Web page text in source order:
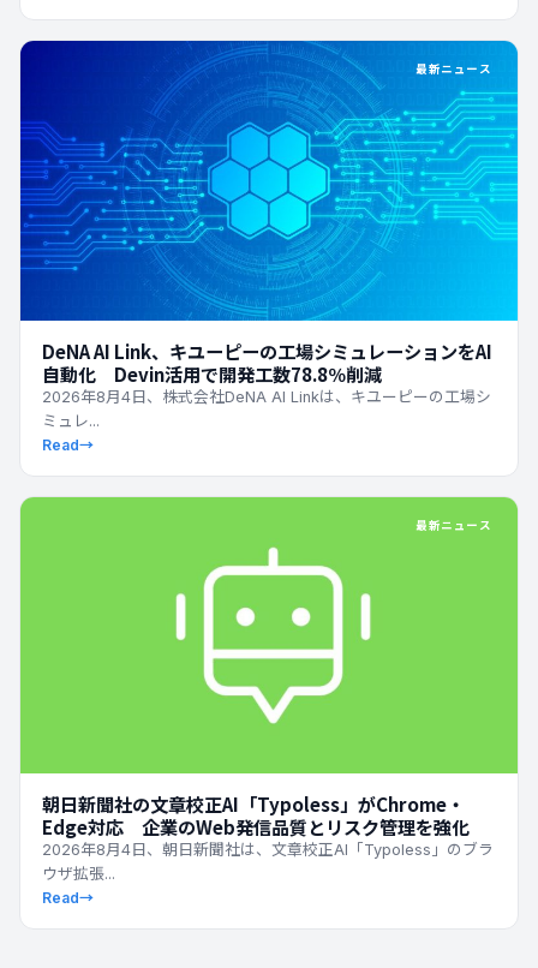
最新ニュース
DeNA AI Link、キユーピーの工場シミュレーションをAI
自動化 Devin活用で開発工数78.8％削減
2026年8月4日、株式会社DeNA AI Linkは、キユーピーの工場シ
ミュレ...
Read→
最新ニュース
朝日新聞社の文章校正AI「Typoless」がChrome・
Edge対応 企業のWeb発信品質とリスク管理を強化
2026年8月4日、朝日新聞社は、文章校正AI「Typoless」のブラ
ウザ拡張...
Read→